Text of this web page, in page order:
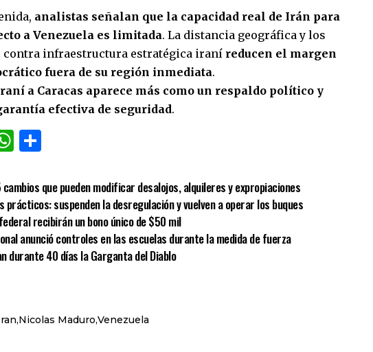
analistas señalan que la capacidad real de Irán para
a Venezuela es limitada. La distancia geográfica y los
contra infraestructura estratégica iraní reducen el margen
fuera de su región inmediata.
a Caracas aparece más como un respaldo político y
efectiva de seguridad.
WhatsApp
que pueden modificar desalojos, alquileres y expropiaciones
prácticos: suspenden la desregulación y vuelven a operar los buques
recibirán un bono único de $50 mil
anunció controles en las escuelas durante la medida de fuerza
durante 40 días la Garganta del Diablo
Nicolas Maduro Venezuela